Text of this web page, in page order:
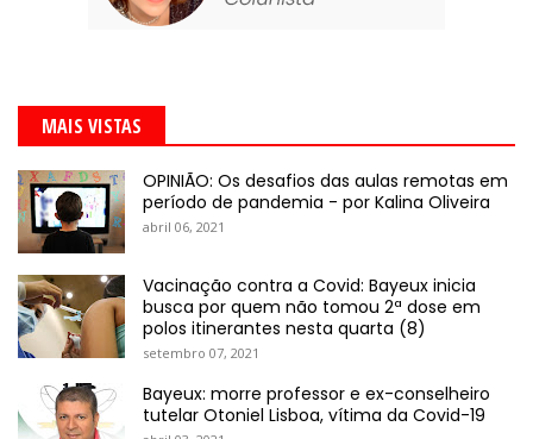
MAIS VISTAS
OPINIÃO: Os desafios das aulas remotas em
período de pandemia - por Kalina Oliveira
abril 06, 2021
Vacinação contra a Covid: Bayeux inicia
busca por quem não tomou 2ª dose em
polos itinerantes nesta quarta (8)
setembro 07, 2021
Bayeux: morre professor e ex-conselheiro
tutelar Otoniel Lisboa, vítima da Covid-19